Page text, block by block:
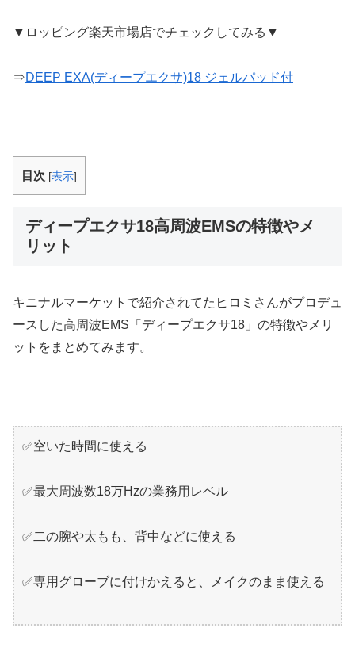
▼ロッピング楽天市場店でチェックしてみる▼
⇒DEEP EXA(ディープエクサ)18 ジェルパッド付
目次 [表示]
ディープエクサ18高周波EMSの特徴やメ
リット
キニナルマーケットで紹介されてたヒロミさんがプロデュ
ースした高周波EMS「ディープエクサ18」の特徴やメリ
ットをまとめてみます。
✅空いた時間に使える
✅最大周波数18万Hzの業務用レベル
✅二の腕や太もも、背中などに使える
✅専用グローブに付けかえると、メイクのまま使える